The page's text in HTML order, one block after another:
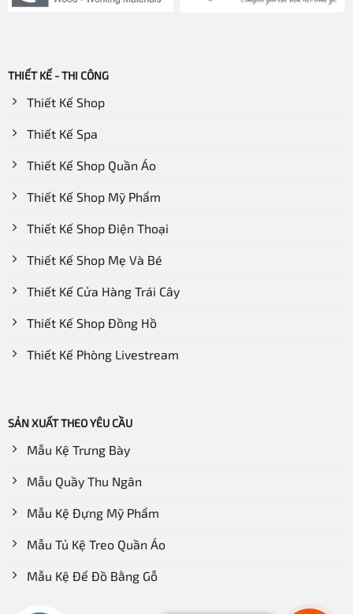
THIẾT KẾ - THI CÔNG
Thiết Kế Shop
Thiết Kế Spa
Thiết Kế Shop Quần Áo
Thiết Kế Shop Mỹ Phẩm
Thiết Kế Shop Điện Thoại
Thiết Kế Shop Mẹ Và Bé
Thiết Kế Cửa Hàng Trái Cây
Thiết Kế Shop Đồng Hồ
Thiết Kế Phòng Livestream
SẢN XUẤT THEO YÊU CẦU
Mẫu Kệ Trưng Bày
Mẫu Quầy Thu Ngân
Mẫu Kệ Đựng Mỹ Phẩm
Mẫu Tủ Kệ Treo Quần Áo
Mẫu Kệ Để Đồ Bằng Gỗ